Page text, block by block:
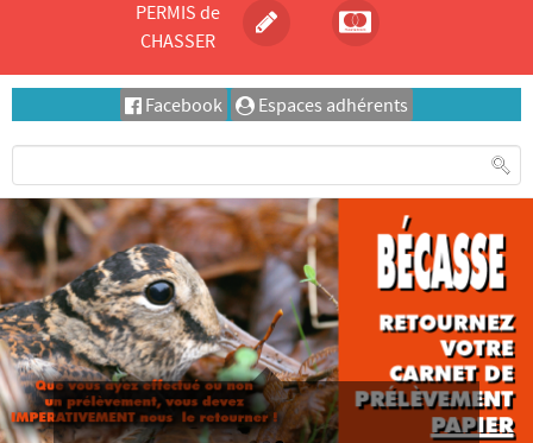
PERMIS de
CHASSER
Facebook Espaces adhérents